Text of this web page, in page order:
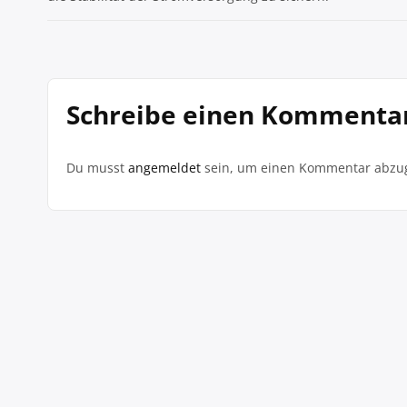
Schreibe einen
Du musst angemeldet sein, um einen Kommentar